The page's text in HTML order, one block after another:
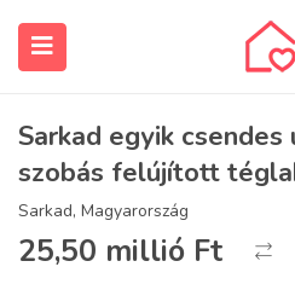
Sarkad egyik csendes
szobás felújított
Sarkad, Magyarország
25,50 millió Ft